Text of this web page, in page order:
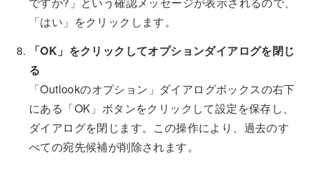
「はい」をクリックします。
「OK」をクリックしてオプションダイアログを閉じ
る
「Outlookのオプション」ダイアログボックスの右下
にある「OK」ボタンをクリックして設定を保存し、
ダイアログを閉じます。この操作により、過去のす
べての宛先候補が削除されます。